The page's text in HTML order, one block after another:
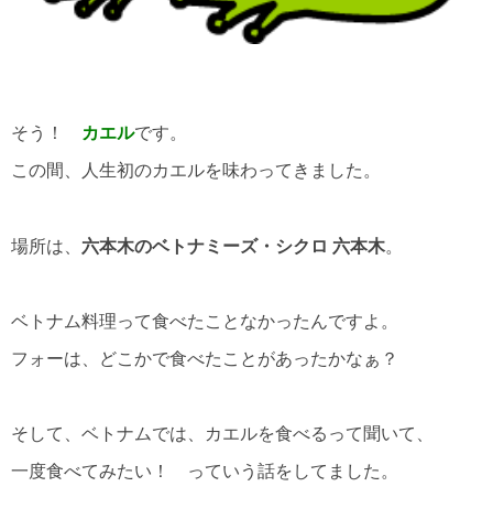
そう！ カエルです。
この間、人生初のカエルを味わってきました。
場所は、 六本木のベトナミーズ・シクロ 六本木。
ベトナム料理って食べたことなかったんですよ。
フォーは、どこかで食べたことがあったかなぁ？
そして、ベトナムでは、カエルを食べるって聞いて、
一度食べてみたい！ っていう話をしてました。